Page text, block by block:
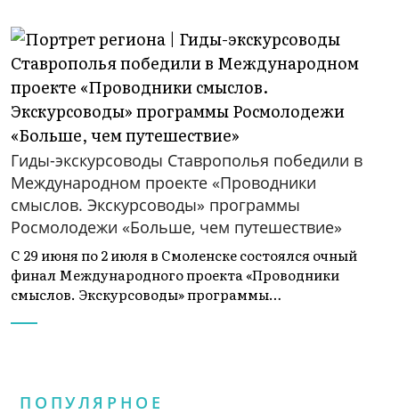
Гиды-экскурсоводы Ставрополья победили в
Международном проекте «Проводники
смыслов. Экскурсоводы» программы
Росмолодежи «Больше, чем путешествие»
С 29 июня по 2 июля в Смоленске состоялся очный
финал Международного проекта «Проводники
смыслов. Экскурсоводы» программы…
ПОПУЛЯРНОЕ